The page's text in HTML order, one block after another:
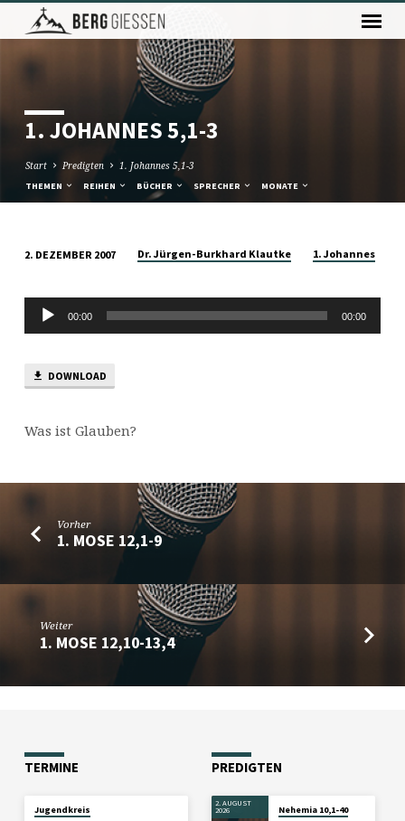
1. JOHANNES 5,1-3
Start Predigten 1. Johannes 5,1-3
THEMEN REIHEN BÜCHER SPRECHER MONATE
JOHANNES
5,1-
3
2. DEZEMBER 2007 Dr. Jürgen-Burkhard Klautke 1. Johannes
Audio-
Player
00:00 00:00
DOWNLOAD
Was ist Glauben?
Vorher
1. MOSE 12,1-9
Weiter
1. MOSE 12,10-13,4
TERMINE
Jugendkreis
PREDIGTEN
2. AUGUST
2026 Nehemia 10,1-40